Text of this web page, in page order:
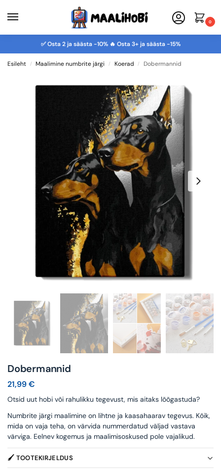
0
✅ Osta 2 ja säästa -10% 🔥 Osta 3+ ja säästa -15%
Esileht / Maalimine numbrite järgi / Koerad / Dobermannid
Dobermannid
21,99€
Otsid uut hobi või rahulikku tegevust, mis aitaks lõõgastuda?
Numbrite järgi maalimine on lihtne ja kaasahaarav tegevus. Kõik,
mida on vaja teha, on värvida nummerdatud väljad vastava
värviga. Eelnev kogemus ja maalimisoskused pole vajalikud.
🖌️ TOOTEKIRJELDUS